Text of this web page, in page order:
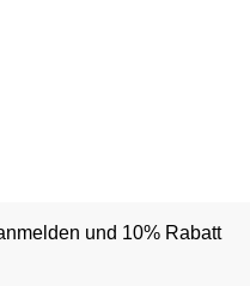
und 10% Rabatt